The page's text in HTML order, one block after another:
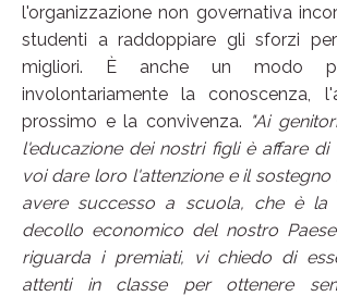
l'organizzazione non governativa
studenti a raddoppiare gli sforzi
migliori. È anche un modo
involontariamente la conoscenza,
prossimo e la convivenza. "Ai
l'educazione dei nostri figli è affare di
voi dare loro l'attenzione e il sostegno
avere successo a scuola, che è la
decollo economico del nostro
riguarda i premiati, vi chiedo di
attenti in classe per ottenere